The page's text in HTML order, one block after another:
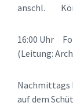
anschl.
16:00 Uhr
(Leitung:
Nachmittags
auf dem